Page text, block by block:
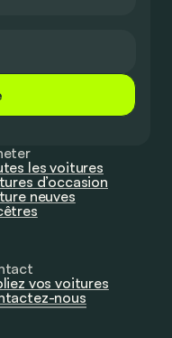
les voitures
d’occasion
neuves
vos voitures
nous